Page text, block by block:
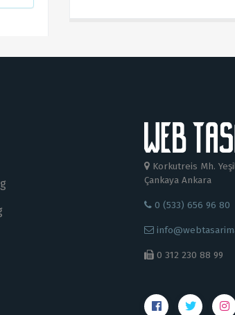
Korkutreis Mh.
Çankaya Ankara
0 (533) 656 96 80
0 312 230 88 99